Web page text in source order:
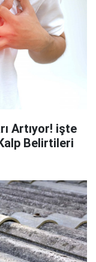
Artıyor! işte
Belirtileri